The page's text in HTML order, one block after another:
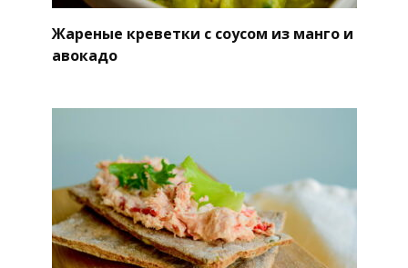
Жареные креветки с соусом из манго и
авокадо